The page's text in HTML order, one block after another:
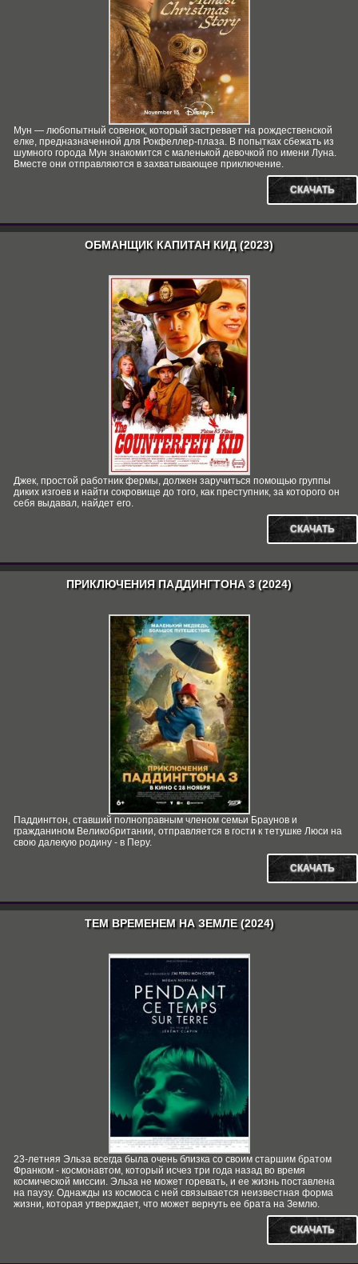
Мун — любопытный совенок, который застревает на рождественской
елке, предназначенной для Рокфеллер-плаза. В попытках сбежать из
шумного города Мун знакомится с маленькой девочкой по имени Луна.
Вместе они отправляются в захватывающее приключение.
СКАЧАТЬ
ОБМАНЩИК КАПИТАН КИД (2023)
Джек, простой работник фермы, должен заручиться помощью группы
диких изгоев и найти сокровище до того, как преступник, за которого он
себя выдавал, найдет его.
СКАЧАТЬ
ПРИКЛЮЧЕНИЯ ПАДДИНГТОНА 3 (2024)
Паддингтон, ставший полноправным членом семьи Браунов и
гражданином Великобритании, отправляется в гости к тетушке Люси на
свою далекую родину - в Перу.
СКАЧАТЬ
ТЕМ ВРЕМЕНЕМ НА ЗЕМЛЕ (2024)
23-летняя Эльза всегда была очень близка со своим старшим братом
Франком - космонавтом, который исчез три года назад во время
космической миссии. Эльза не может горевать, и ее жизнь поставлена
на паузу. Однажды из космоса с ней связывается неизвестная форма
жизни, которая утверждает, что может вернуть ее брата на Землю.
СКАЧАТЬ